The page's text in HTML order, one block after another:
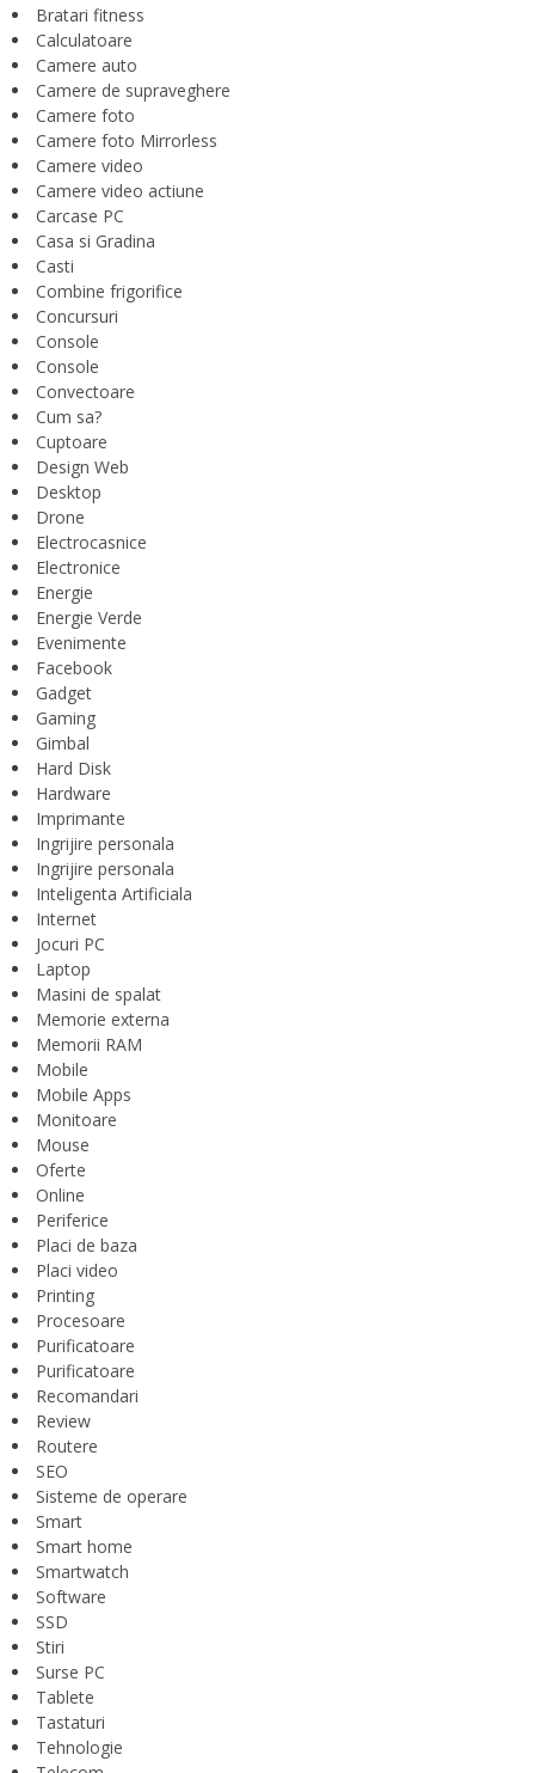
Bratari fitness
Calculatoare
Camere auto
Camere de supraveghere
Camere foto
Camere foto Mirrorless
Camere video
Camere video actiune
Carcase PC
Casa si Gradina
Casti
Combine frigorifice
Concursuri
Console
Console
Convectoare
Cum sa?
Cuptoare
Design Web
Desktop
Drone
Electrocasnice
Electronice
Energie
Energie Verde
Evenimente
Facebook
Gadget
Gaming
Gimbal
Hard Disk
Hardware
Imprimante
Ingrijire personala
Ingrijire personala
Inteligenta Artificiala
Internet
Jocuri PC
Laptop
Masini de spalat
Memorie externa
Memorii RAM
Mobile
Mobile Apps
Monitoare
Mouse
Oferte
Online
Periferice
Placi de baza
Placi video
Printing
Procesoare
Purificatoare
Purificatoare
Recomandari
Review
Routere
SEO
Sisteme de operare
Smart
Smart home
Smartwatch
Software
SSD
Stiri
Surse PC
Tablete
Tastaturi
Tehnologie